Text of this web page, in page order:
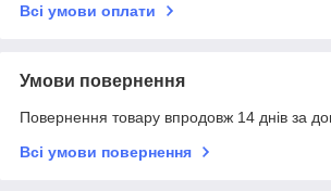
Всі умови оплати
Умови повернення
Повернення товару впродовж 14 днів за
Всі умови повернення